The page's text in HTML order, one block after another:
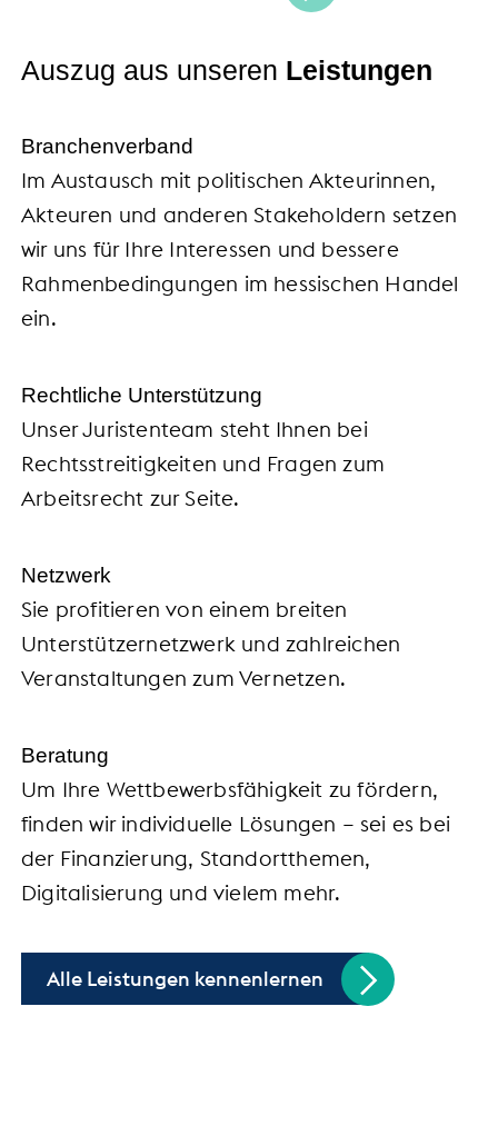
Auszug aus unseren Leistungen
Branchenverband
Im Austausch mit politischen Akteurinnen,
Akteuren und anderen Stakeholdern setzen
wir uns für Ihre Interessen und bessere
Rahmenbedingungen im hessischen Handel
ein.
Rechtliche Unterstützung
Unser Juristenteam steht Ihnen bei
Rechtsstreitigkeiten und Fragen zum
Arbeitsrecht zur Seite.
Netzwerk
Sie profitieren von einem breiten
Unterstützernetzwerk und zahlreichen
Veranstaltungen zum Vernetzen.
Beratung
Um Ihre Wettbewerbsfähigkeit zu fördern,
finden wir individuelle Lösungen – sei es bei
der Finanzierung, Standortthemen,
Digitalisierung und vielem mehr.
Alle Leistungen kennenlernen